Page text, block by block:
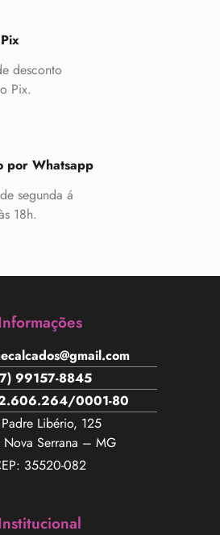
desconto
Pix.
por Whatsapp
segunda á
18h.
99157-8845
0001-80
Padre Libério, 125
Nova Serrana – MG
35520-082